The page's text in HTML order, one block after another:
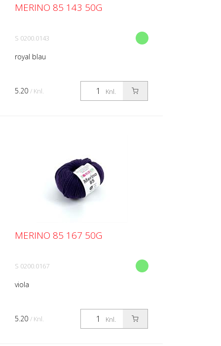
MERINO 85 143 50G
S 0200.0143
royal blau
Knl.
5.20 / Knl.
MERINO 85 167 50G
S 0200.0167
viola
Knl.
5.20 / Knl.